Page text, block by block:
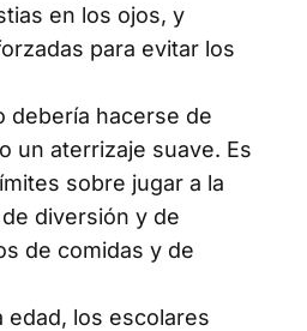
en los ojos, y
para evitar los
debería hacerse de
un aterrizaje suave. Es
sobre jugar a la
diversión y de
de comidas y de
edad, los escolares